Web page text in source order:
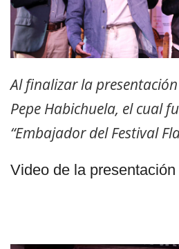
Al finalizar la
Pepe Habichuela, el cual
“Embajador del Festival
Video de la